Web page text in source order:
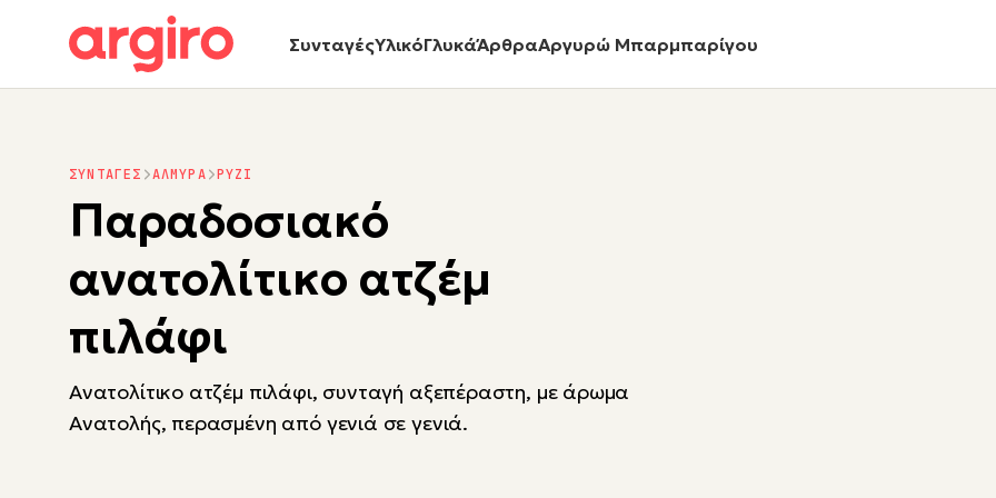
ΣυνταγέςΥλικόΓλυκάΆρθραΑργυρώ Μπαρμπαρίγου
ΣΥΝΤΑΓΕΣ ΑΛΜΥΡΑ ΡΥΖΙ
Παραδοσιακό
ανατολίτικο ατζέμ
πιλάφι
Ανατολίτικο ατζέμ πιλάφι, συνταγή αξεπέραστη, με άρωμα
Ανατολής, περασμένη από γενιά σε γενιά.